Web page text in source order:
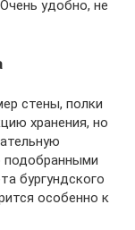
удобно, не
стены, полки
хранения, но
подобранными
бургундского
особенно к